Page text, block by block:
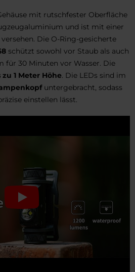
mit rutschfester Oberfläche
und ist mit einer
Die O-Ring-gesicherte
schützt sowohl vor Staub als auch
für 30 Minuten vor Wasser. Die
zu 1 Meter Höhe. Die LEDs sind im
untergebracht, sodass
einstellen lässt.